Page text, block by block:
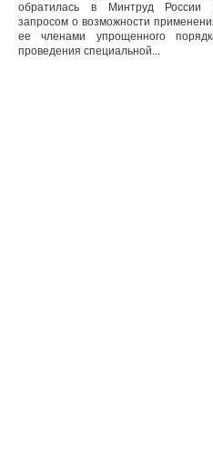
обратилась в Минтруд России
запросом о возможности
ее членами упрощенного
проведения специальной...